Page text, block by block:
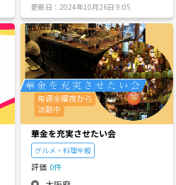
を中心に活動するコスプレ・ポートレー
トサークルを発足したいなと思いメンバ
ーを募集します！ 被写体さん、レイヤー
さんやカメラマンさんの募集してます！
興味あるよってぐらいの方でも勿論OKで
す！ 現在は、僕だけですが、お仕事で撮
影をしている現役のフォトグラファーで
す♪ 【活動時期】 月1〜2回 毎回全員参
加とかじゃなく、集まれる日に何人かで
活動する感じにしたいです！ 最初のうち
は僕が音頭をとりますが、任せれそうな
人が増えてきたら、そのグループで行う
とかでもありです！ 僕のお仕事のお休み
が基本的には平日ですが、土日の夜とか
でもOKです！ 【活動内容】 ①ポートレ
ート撮影の場合 基本的に外ロケで考えて
ます！ ②コスプレ撮影の場合 スタジオ等
更新日：2024年10月26日 9:05
華金を充実させたい会
グルメ・料理全般
評価 0件